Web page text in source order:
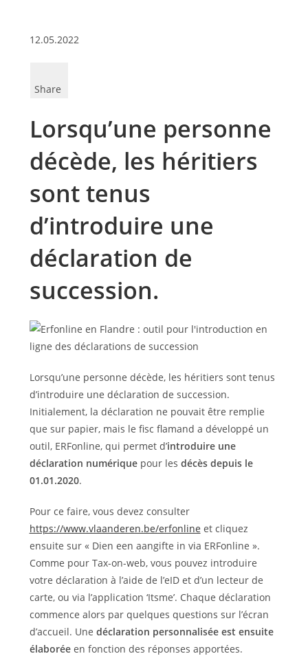
12.05.2022
Share
Lorsqu’une personne
décède, les héritiers
sont tenus
d’introduire une
déclaration de
succession.
Lorsqu’une personne décède, les héritiers sont tenus
d’introduire une déclaration de succession.
Initialement, la déclaration ne pouvait être remplie
que sur papier, mais le fisc flamand a développé un
outil, ERFonline, qui permet d’introduire une
déclaration numériquepour les décès depuis le
01.01.2020.
Pour ce faire, vous devez consulter
https://www.vlaanderen.be/erfonline et cliquez
ensuite sur « Dien een aangifte in via ERFonline ».
Comme pour Tax-on-web, vous pouvez introduire
votre déclaration à l’aide de l’eID et d’un lecteur de
carte, ou via l’application ‘Itsme’. Chaque déclaration
commence alors par quelques questions sur l’écran
d’accueil. Une déclaration personnalisée est ensuite
élaboréeen fonction des réponses apportées.